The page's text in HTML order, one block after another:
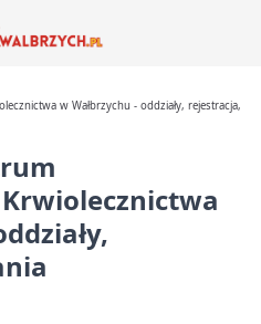
w Wałbrzychu - oddziały, rejestracja,